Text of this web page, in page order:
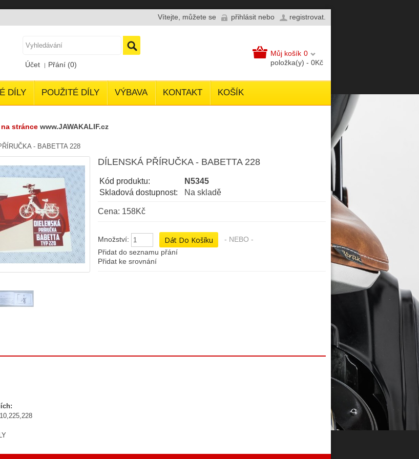
Vítejte, můžete se přihlásit nebo registrovat
Účet Přání (0)
Můj košík 0
položka(y) - 0Kč
DÍLY POUŽITÉ DÍLY VÝBAVA KONTAKT KOŠÍK
stránce www.JAWAKALIF.cz
- BABETTA 228
DÍLENSKÁ PŘÍRUČKA - BABETTA 228
Kód produktu:
N5345
Skladová dostupnost:
Na skladě
Cena: 158Kč
Množství:
- NEBO -
Přidat do seznamu přání
Přidat ke srovnání